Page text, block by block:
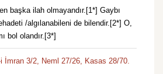
başka ilah olmayandır.[1*] Gaybı
/algılanabileni de bilendir.[2*] O,
bol olandır.[3*]
İmran 3/2, Neml 27/26, Kasas 28/70.